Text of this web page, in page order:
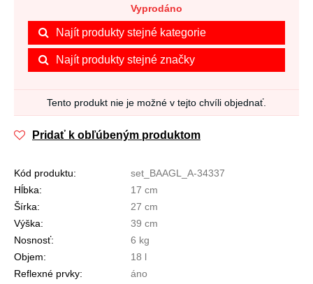
Vyprodáno
Najít produkty stejné kategorie
Najít produkty stejné značky
Tento produkt nie je možné v tejto chvíli objednať.
Pridať k obľúbeným produktom
Kód produktu:
set_BAAGL_A-34337
Hĺbka:
17 cm
Šírka:
27 cm
Výška:
39 cm
Nosnosť:
6 kg
Objem:
18 l
Reflexné prvky:
áno